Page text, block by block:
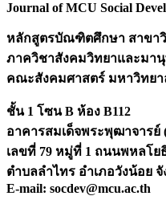
Journal of MCU Social
หลักสูตรบัณฑิตศึกษา สาขา
ภาควิชาสังคมวิทยาและมา
คณะสังคมศาสตร์ มหาวิทย
ชั้น 1 โซน B ห้อง B112
อาคารสมเด็จพระพุฒาจารย์
เลขที่ 79 หมู่ที่ 1 ถนนพหลโย
ตำบลลำไทร อำเภอวังน้อย
E-mail: socdev@mcu.ac.th